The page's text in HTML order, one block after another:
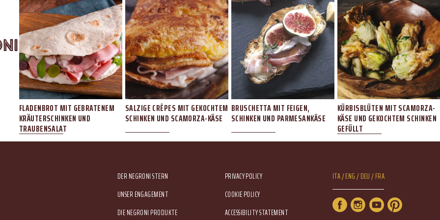
FLADENBROT MIT GEBRATENEM
KRÄUTERSCHINKEN UND
TRAUBENSALAT
SALZIGE CRÊPES MIT GEKOCHTEM
SCHINKEN UND SCAMORZA-KÄSE
BRUSCHETTA MIT FEIGEN,
SCHINKEN UND PARMESANKÄSE
KÜRBISBLÜTEN MIT SCAMORZA-
KÄSE UND GEKOCHTEM SCHINKEN
GEFÜLLT
Main menu
DER NEGRONI STERN
UNSER ENGAGEMENT
DIE NEGRONI PRODUKTE
Footer Service Menu
PRIVACY POLICY
COOKIE POLICY
ACCESSIBILITY STATEMENT
Lang Menu
ITA ENG DEU FRA